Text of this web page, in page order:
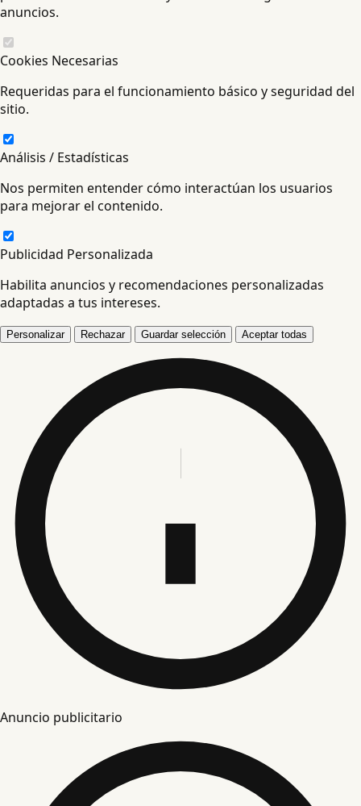
anuncios.
Cookies Necesarias
Requeridas para el funcionamiento básico y seguridad del
sitio.
Análisis / Estadísticas
Nos permiten entender cómo interactúan los usuarios
para mejorar el contenido.
Publicidad Personalizada
Habilita anuncios y recomendaciones personalizadas
adaptadas a tus intereses.
Personalizar Rechazar Guardar selección Aceptar todas
Anuncio publicitario